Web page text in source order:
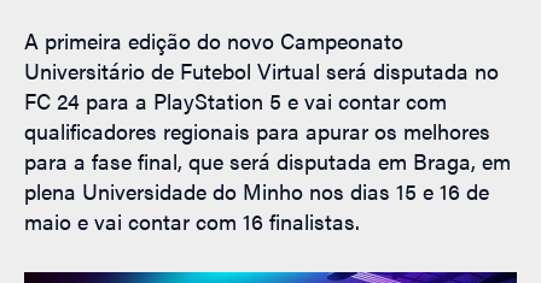
A primeira edição do novo Campeonato
Universitário de Futebol Virtual será disputada no
FC 24 para a PlayStation 5 e vai contar com
qualificadores regionais para apurar os melhores
para a fase final, que será disputada em Braga, em
plena Universidade do Minho nos dias 15 e 16 de
maio e vai contar com 16 finalistas.